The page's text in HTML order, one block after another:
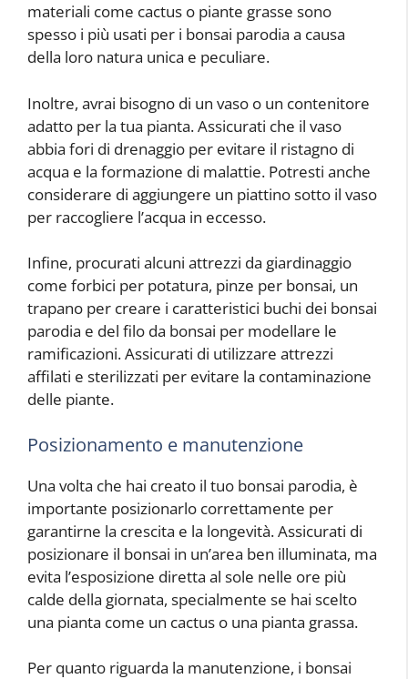
materiali come cactus o piante grasse sono
spesso i più usati per i bonsai parodia a causa
della loro natura unica e peculiare.
Inoltre, avrai bisogno di un vaso o un contenitore
adatto per la tua pianta. Assicurati che il vaso
abbia fori di drenaggio per evitare il ristagno di
acqua e la formazione di malattie. Potresti anche
considerare di aggiungere un piattino sotto il vaso
per raccogliere l’acqua in eccesso.
Infine, procurati alcuni attrezzi da giardinaggio
come forbici per potatura, pinze per bonsai, un
trapano per creare i caratteristici buchi dei bonsai
parodia e del filo da bonsai per modellare le
ramificazioni. Assicurati di utilizzare attrezzi
affilati e sterilizzati per evitare la contaminazione
delle piante.
Posizionamento e manutenzione
Una volta che hai creato il tuo bonsai parodia, è
importante posizionarlo correttamente per
garantirne la crescita e la longevità. Assicurati di
posizionare il bonsai in un’area ben illuminata, ma
evita l’esposizione diretta al sole nelle ore più
calde della giornata, specialmente se hai scelto
una pianta come un cactus o una pianta grassa.
Per quanto riguarda la manutenzione, i bonsai